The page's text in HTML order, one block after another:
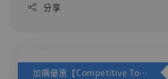
分享
加購優惠【Competitive Toys 梅西 [CM001]】